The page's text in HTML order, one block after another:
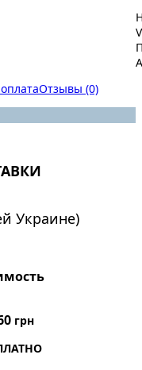
Отзывы (0)
Украине)
грн